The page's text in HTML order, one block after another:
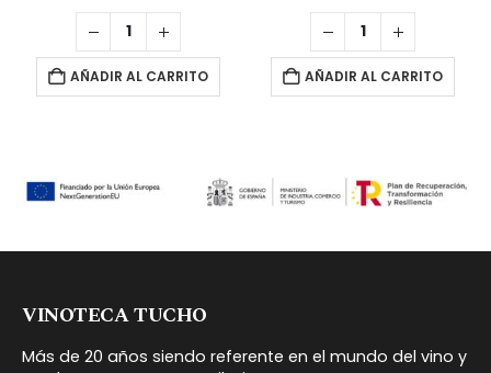
AÑADIR AL CARRITO AÑADIR AL CARRITO
VINOTECA TUCHO
Más de 20 años siendo referente en el mundo del vino y